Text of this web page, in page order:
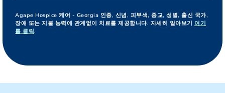
Agape Hospice 케어 - Georgia 인종, 신념, 피부색, 종교, 성별, 출신 국가,
장애 또는 지불 능력에 관계없이 치료를 제공합니다. 자세히 알아보기 여기
를 클릭.